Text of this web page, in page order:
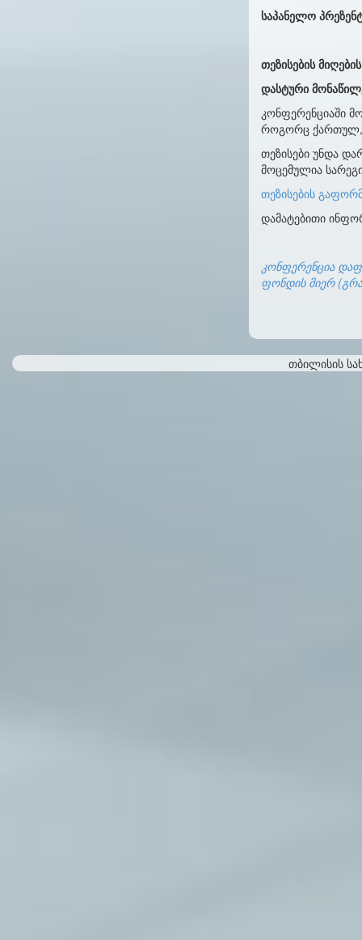
საპანელო
თეზისებისმიღებ
დასტური
კონფერენციაში
როგორც ქართულ,
თეზისები უნდა
მოცემულია
თეზისების
დამატებითი
კონფერენცია
ფონდის მიერ
თბილისის